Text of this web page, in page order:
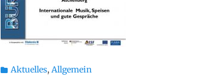
Kategorien
Aktuelles, Allgemein